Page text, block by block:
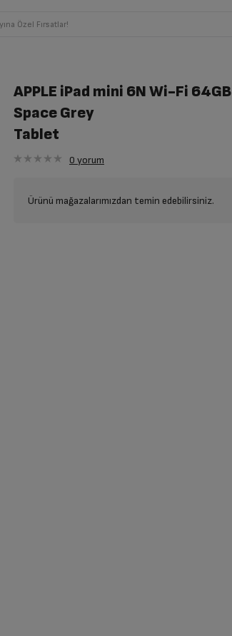
Özel Fırsatlar!
APPLE iPad mini 6N Wi-Fi 64GB
Space Grey
Tablet
0 yorum
Ürünü mağazalarımızdan temin edebilirsiniz.